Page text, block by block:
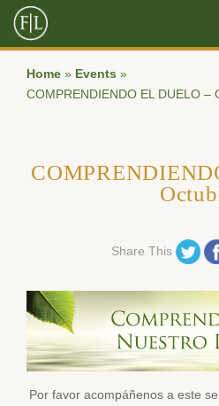
Home » Events »
COMPRENDIENDO EL DUELO –
Share This Share
Por favor acompáñenos a este